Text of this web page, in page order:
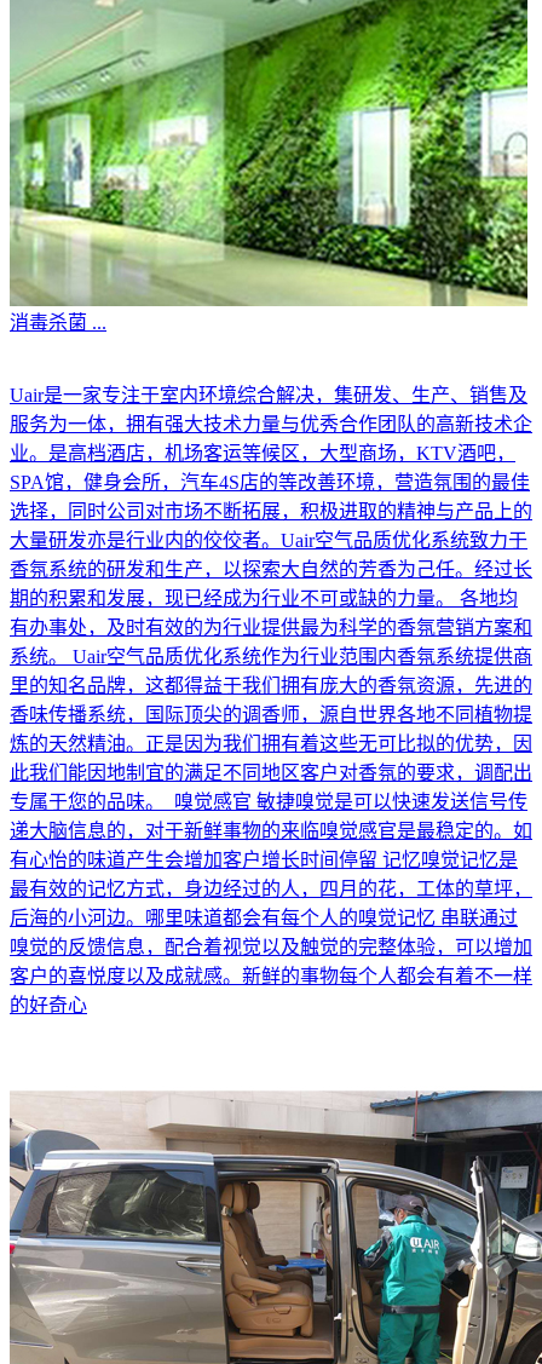
消毒杀菌 ...
Uair是一家专注于室内环境综合解决，集研发、生产、销售及
服务为一体，拥有强大技术力量与优秀合作团队的高新技术企
业。是高档酒店，机场客运等候区，大型商场，KTV酒吧，
SPA馆，健身会所，汽车4S店的等改善环境，营造氛围的最佳
选择，同时公司对市场不断拓展，积极进取的精神与产品上的
大量研发亦是行业内的佼佼者。Uair空气品质优化系统致力于
香氛系统的研发和生产，以探索大自然的芳香为己任。经过长
期的积累和发展，现已经成为行业不可或缺的力量。 各地均
有办事处，及时有效的为行业提供最为科学的香氛营销方案和
系统。 Uair空气品质优化系统作为行业范围内香氛系统提供商
里的知名品牌，这都得益于我们拥有庞大的香氛资源，先进的
香味传播系统，国际顶尖的调香师，源自世界各地不同植物提
炼的天然精油。正是因为我们拥有着这些无可比拟的优势，因
此我们能因地制宜的满足不同地区客户对香氛的要求，调配出
专属于您的品味。 嗅觉感官 敏捷嗅觉是可以快速发送信号传
递大脑信息的，对于新鲜事物的来临嗅觉感官是最稳定的。如
有心怡的味道产生会增加客户增长时间停留 记忆嗅觉记忆是
最有效的记忆方式，身边经过的人，四月的花，工体的草坪，
后海的小河边。哪里味道都会有每个人的嗅觉记忆 串联通过
嗅觉的反馈信息，配合着视觉以及触觉的完整体验，可以增加
客户的喜悦度以及成就感。新鲜的事物每个人都会有着不一样
的好奇心